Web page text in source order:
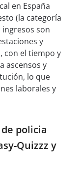
en España
(la categoría
ingresos son
y
con el tiempo y
ascensos y
lo que
laborales y
policia
Quizzz y